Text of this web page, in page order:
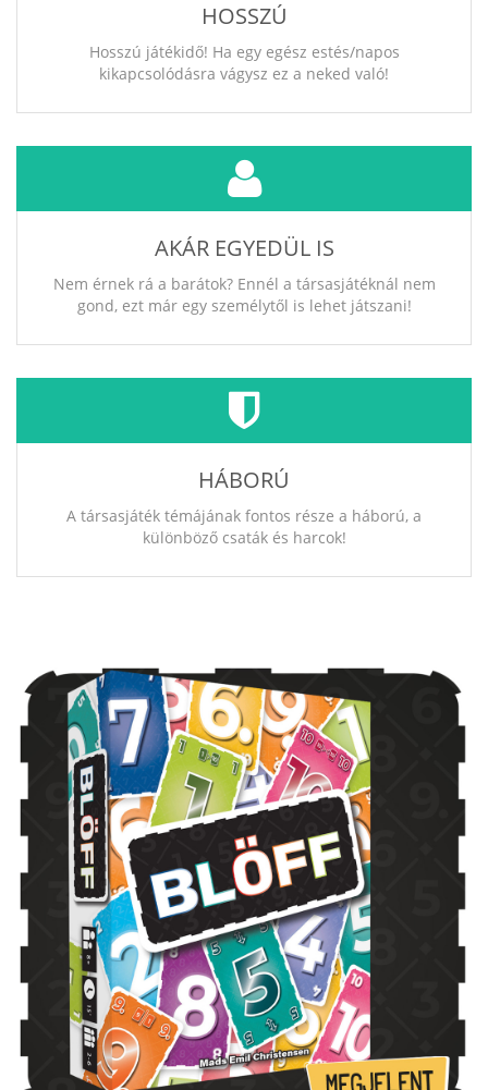
HOSSZÚ
Hosszú játékidő! Ha egy egész estés/napos
kikapcsolódásra vágysz ez a neked való!
AKÁR EGYEDÜL IS
Nem érnek rá a barátok? Ennél a társasjátéknál nem
gond, ezt már egy személytől is lehet játszani!
HÁBORÚ
A társasjáték témájának fontos része a háború, a
különböző csaták és harcok!